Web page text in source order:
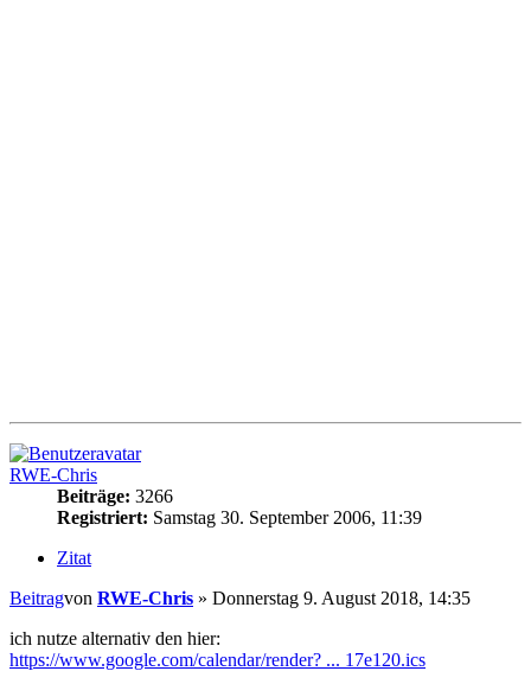
RWE-Chris
Beiträge: 3266
Registriert: Samstag 30. September 2006, 11:39
Zitat
Beitragvon RWE-Chris » Donnerstag 9. August 2018, 14:35
ich nutze alternativ den hier:
https://www.google.com/calendar/render? ... 17e120.ics